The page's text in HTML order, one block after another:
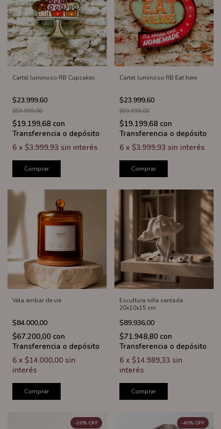
Cartel luminoso RB Cupcakes
$23.999,60
$59.999,00
$19.199,68 con
Transferencia o depósito
6 x $3.999,93 sin interés
Comprar
Cartel luminoso RB Eat here
$23.999,60
$59.999,00
$19.199,68 con
Transferencia o depósito
6 x $3.999,93 sin interés
Comprar
Vela ambar de vie
$84.000,00
$67.200,00 con
Transferencia o depósito
6 x $14.000,00 sin
interés
Comprar
Escultura niña sentada
20x10x15 cm
$89.936,00
$71.948,80 con
Transferencia o depósito
6 x $14.989,33 sin
interés
Comprar
-20% OFF -40% OFF